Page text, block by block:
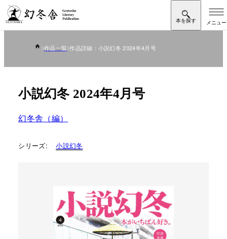
作品一覧 作品詳細：小説幻冬 2024年4月号
小説幻冬 2024年4月号
幻冬舎（編）
シリーズ: 小説幻冬